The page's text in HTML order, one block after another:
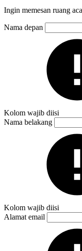
Ingin memesan ruang
Nama depan
Kolom wajib diisi
Nama belakang
Kolom wajib diisi
Alamat email